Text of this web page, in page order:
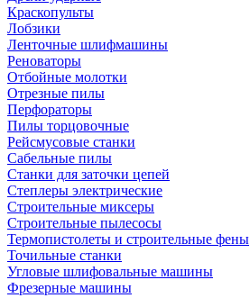
Краскопульты
Лобзики
Ленточные шлифмашины
Реноваторы
Отбойные молотки
Отрезные пилы
Перфораторы
Пилы торцовочные
Рейсмусовые станки
Сабельные пилы
Станки для заточки цепей
Степлеры электрические
Строительные миксеры
Строительные пылесосы
Термопистолеты и строительные фены
Точильные станки
Угловые шлифовальные машины
Фрезерные машины